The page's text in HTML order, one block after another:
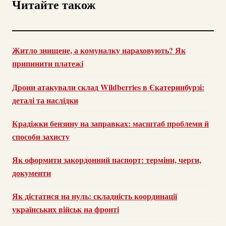
Читайте також
Житло знищене, а комуналку нараховують? Як
припинити платежі
Дрони атакували склад Wildberries в Єкатеринбурзі:
деталі та наслідки
Крадіжки бензину на заправках: масштаб проблеми й
способи захисту
Як оформити закордонний паспорт: терміни, черги,
документи
Як дістатися на нуль: складність координації
українських військ на фронті